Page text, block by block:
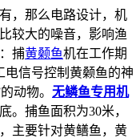
，那么电路设计，机
较大的噪音，影响渔
捕黄颡鱼机在工作期
电信号控制黄颡鱼的神
动物。 无鳞鱼专用机
。捕鱼面积为30米，
主要针对黄鳝鱼，黄